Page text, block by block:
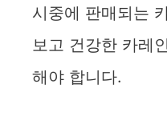
시중에 판매되는
보고 건강한 카레
해야 합니다.